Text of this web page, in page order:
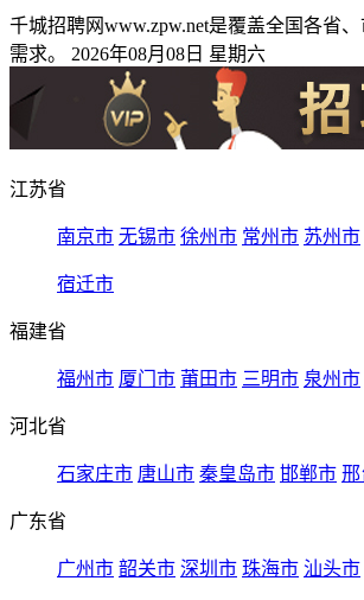
千城招聘网www.zpw.net是覆盖全国各省
需求。 2026年08月08日 星期六
江苏省
南京市 无锡市 徐州市 常州市 苏州市
宿迁市
福建省
福州市 厦门市 莆田市 三明市 泉州市
河北省
石家庄市 唐山市 秦皇岛市 邯郸市 邢
广东省
广州市 韶关市 深圳市 珠海市 汕头市